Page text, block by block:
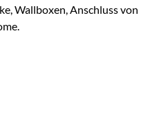
Wallboxen, Anschluss von